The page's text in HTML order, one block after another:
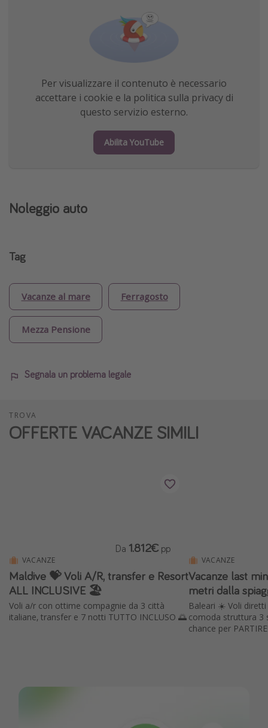
Per visualizzare il contenuto è necessario
accettare i cookie e la politica sulla privacy di
questo servizio esterno.
Abilita YouTube
Noleggio auto
Tag
Vacanze al mare Ferragosto
Mezza Pensione
Segnala un problema legale
TROVA
OFFERTE VACANZE SIMILI
VACANZE
Maldive 💝 Voli A/R, transfer e Resort
ALL INCLUSIVE 🏖️
Voli a/r con ottime compagnie da 3 città
italiane, transfer e 7 notti TUTTO INCLUSO 🌅
Da 1.812€ pp
VACANZE
Vacanze last
metri dalla
Baleari ☀️ Voli
comoda struttura 3
chance per